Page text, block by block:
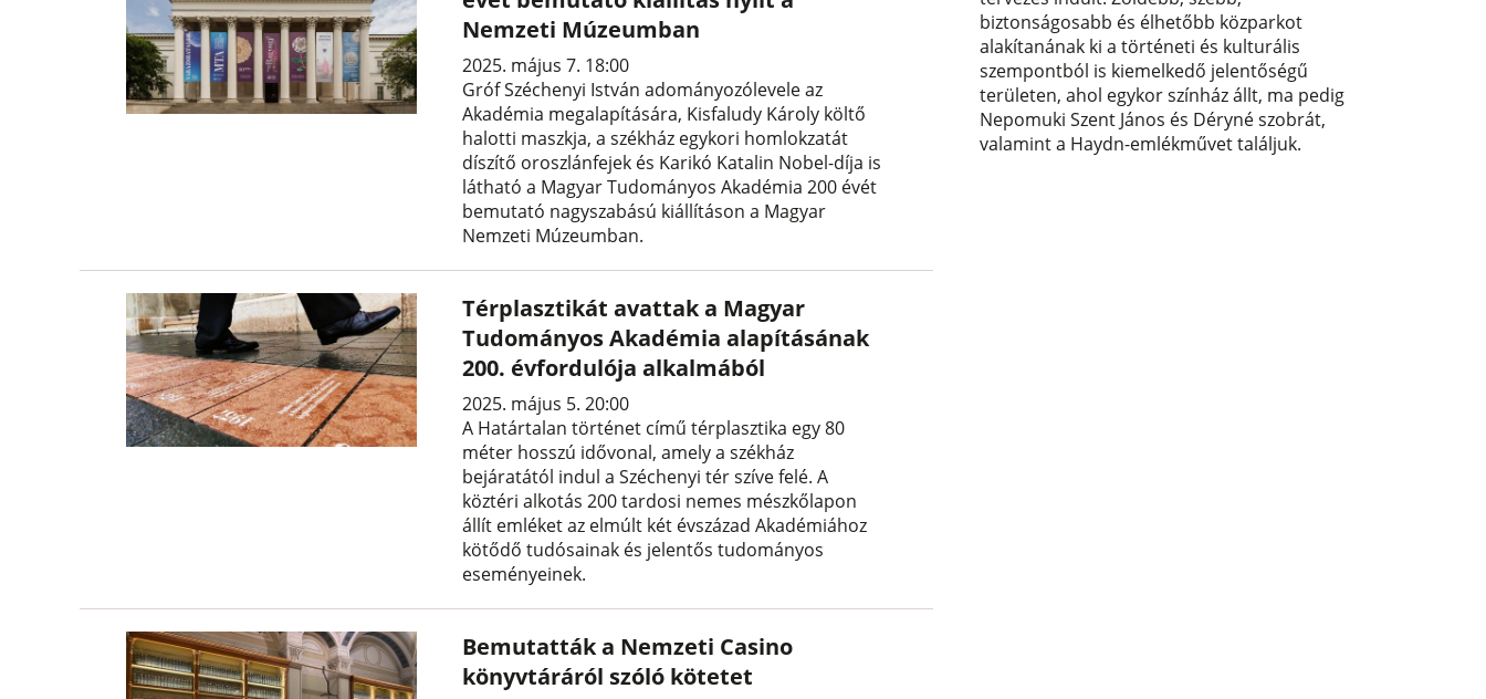
Nemzeti Múzeumban
2025. május 7. 18:00
Gróf Széchenyi István adományozólevele az
Akadémia megalapítására, Kisfaludy Károly költő
halotti maszkja, a székház egykori homlokzatát
díszítő oroszlánfejek és Karikó Katalin Nobel-díja is
látható a Magyar Tudományos Akadémia 200 évét
bemutató nagyszabású kiállításon a Magyar
Nemzeti Múzeumban.
Térplasztikát avattak a Magyar
Tudományos Akadémia alapításának
200. évfordulója alkalmából
2025. május 5. 20:00
A Határtalan történet című térplasztika egy 80
méter hosszú idővonal, amely a székház
bejáratától indul a Széchenyi tér szíve felé. A
köztéri alkotás 200 tardosi nemes mészkőlapon
állít emléket az elmúlt két évszázad Akadémiához
kötődő tudósainak és jelentős tudományos
eseményeinek.
Bemutatták a Nemzeti Casino
könyvtáráról szóló kötetet
biztonságosabb és élhetőbb közparkot
alakítanának ki a történeti és kulturális
szempontból is kiemelkedő jelentőségű
területen, ahol egykor színház állt, ma pedig
Nepomuki Szent János és Déryné szobrát,
valamint a Haydn-emlékművet találjuk.